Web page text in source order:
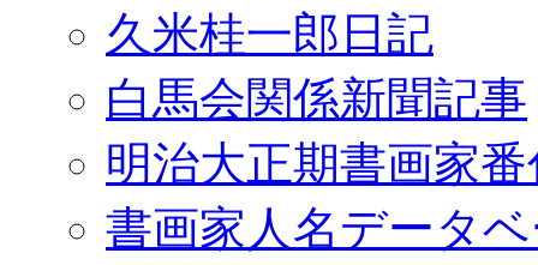
久米桂一郎日記
白馬会関係新聞記事
明治大正期書画家
書画家人名データ